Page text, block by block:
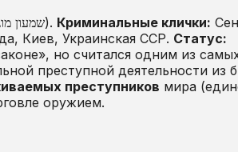
Семён (Шимон) Юдкович Могилевич (идиш שמעון מוגילעוויטש). Криминальные клички:
Киев, Украинская ССР. Статус:
но считался одним из
преступной деятельности из
преступников мира
оружием.